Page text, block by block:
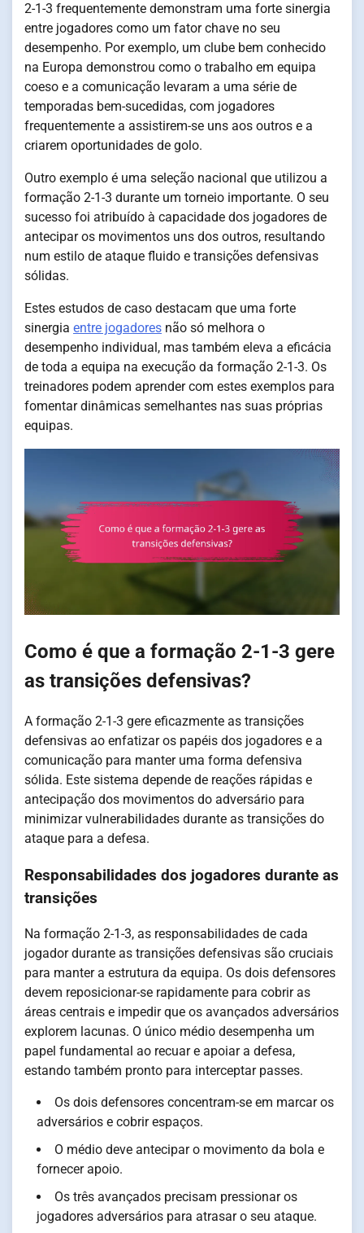
2-1-3 frequentemente demonstram uma forte sinergia
entre jogadores como um fator chave no seu
desempenho. Por exemplo, um clube bem conhecido
na Europa demonstrou como o trabalho em equipa
coeso e a comunicação levaram a uma série de
temporadas bem-sucedidas, com jogadores
frequentemente a assistirem-se uns aos outros e a
criarem oportunidades de golo.
Outro exemplo é uma seleção nacional que utilizou a
formação 2-1-3 durante um torneio importante. O seu
sucesso foi atribuído à capacidade dos jogadores de
antecipar os movimentos uns dos outros, resultando
num estilo de ataque fluido e transições defensivas
sólidas.
Estes estudos de caso destacam que uma forte
sinergia entre jogadores não só melhora o
desempenho individual, mas também eleva a eficácia
de toda a equipa na execução da formação 2-1-3. Os
treinadores podem aprender com estes exemplos para
fomentar dinâmicas semelhantes nas suas próprias
equipas.
Como é que a formação 2-1-3 gere
as transições defensivas?
A formação 2-1-3 gere eficazmente as transições
defensivas ao enfatizar os papéis dos jogadores e a
comunicação para manter uma forma defensiva
sólida. Este sistema depende de reações rápidas e
antecipação dos movimentos do adversário para
minimizar vulnerabilidades durante as transições do
ataque para a defesa.
Responsabilidades dos jogadores durante as
transições
Na formação 2-1-3, as responsabilidades de cada
jogador durante as transições defensivas são cruciais
para manter a estrutura da equipa. Os dois defensores
devem reposicionar-se rapidamente para cobrir as
áreas centrais e impedir que os avançados adversários
explorem lacunas. O único médio desempenha um
papel fundamental ao recuar e apoiar a defesa,
estando também pronto para interceptar passes.
Os dois defensores concentram-se em marcar os
adversários e cobrir espaços.
O médio deve antecipar o movimento da bola e
fornecer apoio.
Os três avançados precisam pressionar os
jogadores adversários para atrasar o seu ataque.